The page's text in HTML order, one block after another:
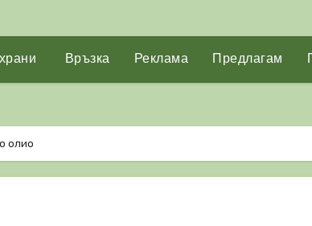
Връзка Реклама Предлагам
олио